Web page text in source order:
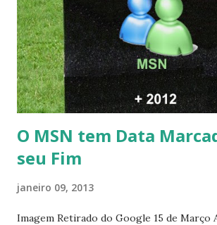
O MSN tem Data
seu Fim
janeiro 09, 2013
Imagem Retirado do Google 15 de Março